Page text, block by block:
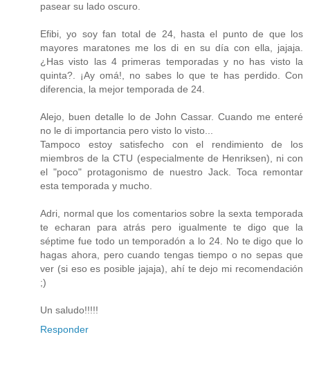
pasear su lado oscuro.
Efibi, yo soy fan total de 24, hasta el punto de que los
mayores maratones me los di en su día con ella, jajaja.
¿Has visto las 4 primeras temporadas y no has visto la
quinta?. ¡Ay omá!, no sabes lo que te has perdido. Con
diferencia, la mejor temporada de 24.
Alejo, buen detalle lo de John Cassar. Cuando me enteré
no le di importancia pero visto lo visto...
Tampoco estoy satisfecho con el rendimiento de los
miembros de la CTU (especialmente de Henriksen), ni con
el "poco" protagonismo de nuestro Jack. Toca remontar
esta temporada y mucho.
Adri, normal que los comentarios sobre la sexta temporada
te echaran para atrás pero igualmente te digo que la
séptime fue todo un temporadón a lo 24. No te digo que lo
hagas ahora, pero cuando tengas tiempo o no sepas que
ver (si eso es posible jajaja), ahí te dejo mi recomendación
;)
Un saludo!!!!!
Responder